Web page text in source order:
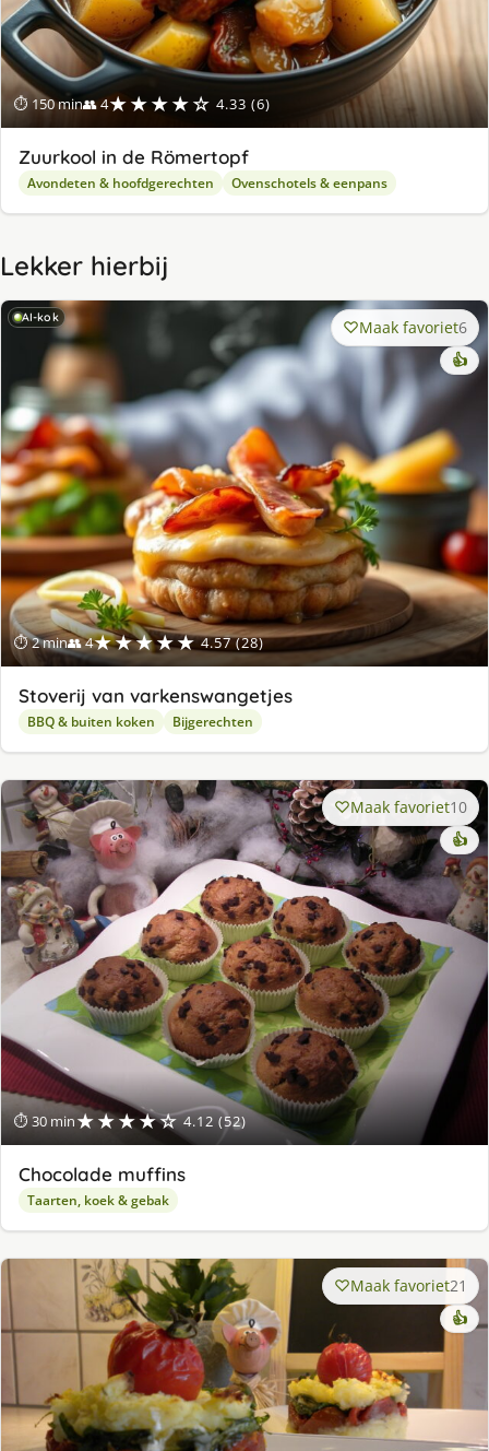
⏱ 150 min👥 4★★★★☆ 4.33 (6)
Zuurkool in de Römertopf
Avondeten & hoofdgerechten Ovenschotels & eenpans
Lekker hierbij
AI-kok
⏱ 2 min👥 4★★★★★ 4.57 (28)
Maak favoriet6
👍
Stoverij van varkenswangetjes
BBQ & buiten koken Bijgerechten
⏱ 30 min★★★★☆ 4.12 (52)
Maak favoriet10
👍
Chocolade muffins
Taarten, koek & gebak
Maak favoriet21
👍